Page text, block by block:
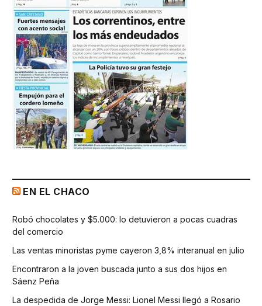
EN EL CHACO
Robó chocolates y $5.000: lo detuvieron a pocas cuadras
del comercio
Las ventas minoristas pyme cayeron 3,8% interanual en julio
Encontraron a la joven buscada junto a sus dos hijos en
Sáenz Peña
La despedida de Jorge Messi: Lionel Messi llegó a Rosario